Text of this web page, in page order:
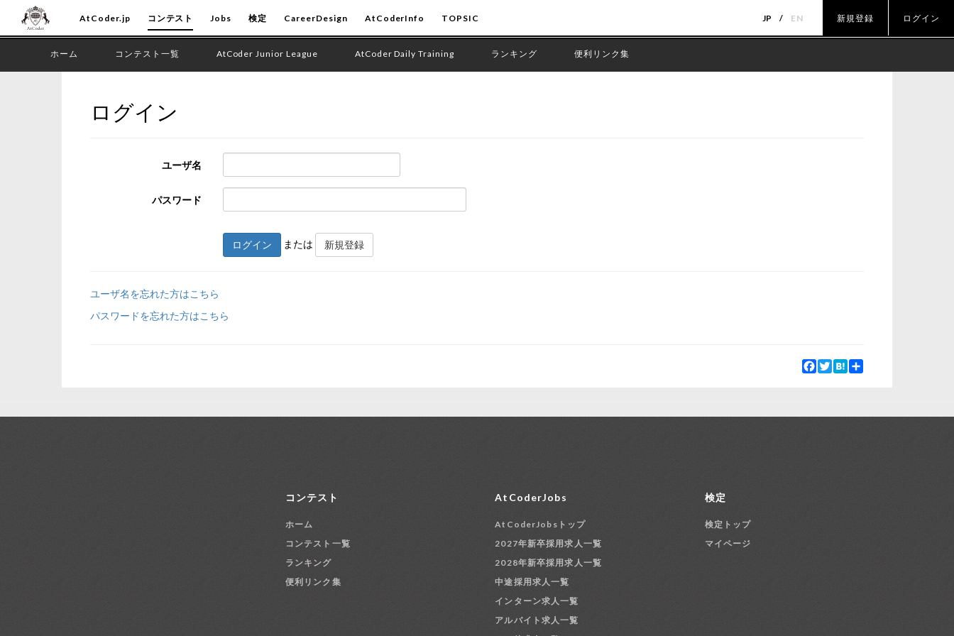
AtCoder.jp コンテスト Jobs 検定 CareerDesign AtCoderInfo TOPSIC JP EN 新規登録 ログイン
ホーム コンテスト一覧 AtCoder Junior League AtCoder Daily Training ランキング 便利リンク集
ログイン
ユーザ名
パスワード
ログイン または 新規登録
ユーザ名を忘れた方はこちら
パスワードを忘れた方はこちら
Facebook
Twitter
Hatena
コンテスト
ホーム
コンテスト一覧
ランキング
便利リンク集
AtCoderJobs
AtCoderJobsトップ
2027年新卒採用求人一覧
2028年新卒採用求人一覧
中途採用求人一覧
インターン求人一覧
アルバイト求人一覧
検定
検定トップ
マイページ